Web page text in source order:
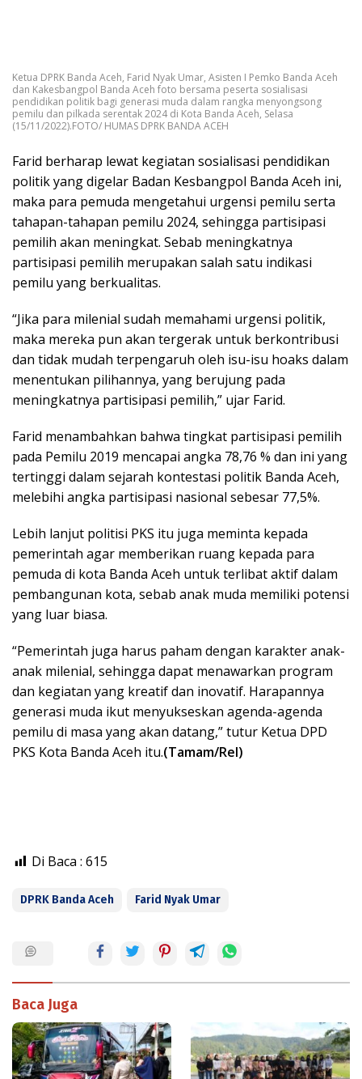
Ketua DPRK Banda Aceh, Farid Nyak Umar, Asisten I Pemko Banda Aceh
dan Kakesbangpol Banda Aceh foto bersama peserta sosialisasi
pendidikan politik bagi generasi muda dalam rangka menyongsong
pemilu dan pilkada serentak 2024 di Kota Banda Aceh, Selasa
(15/11/2022).FOTO/ HUMAS DPRK BANDA ACEH
Farid berharap lewat kegiatan sosialisasi pendidikan
politik yang digelar Badan Kesbangpol Banda Aceh ini,
maka para pemuda mengetahui urgensi pemilu serta
tahapan-tahapan pemilu 2024, sehingga partisipasi
pemilih akan meningkat. Sebab meningkatnya
partisipasi pemilih merupakan salah satu indikasi
pemilu yang berkualitas.
“Jika para milenial sudah memahami urgensi politik,
maka mereka pun akan tergerak untuk berkontribusi
dan tidak mudah terpengaruh oleh isu-isu hoaks dalam
menentukan pilihannya, yang berujung pada
meningkatnya partisipasi pemilih,” ujar Farid.
Farid menambahkan bahwa tingkat partisipasi pemilih
pada Pemilu 2019 mencapai angka 78,76 % dan ini yang
tertinggi dalam sejarah kontestasi politik Banda Aceh,
melebihi angka partisipasi nasional sebesar 77,5%.
Lebih lanjut politisi PKS itu juga meminta kepada
pemerintah agar memberikan ruang kepada para
pemuda di kota Banda Aceh untuk terlibat aktif dalam
pembangunan kota, sebab anak muda memiliki potensi
yang luar biasa.
“Pemerintah juga harus paham dengan karakter anak-
anak milenial, sehingga dapat menawarkan program
dan kegiatan yang kreatif dan inovatif. Harapannya
generasi muda ikut menyukseskan agenda-agenda
pemilu di masa yang akan datang,” tutur Ketua DPD
PKS Kota Banda Aceh itu.(Tamam/Rel)
Di Baca : 615
DPRK Banda Aceh Farid Nyak Umar
Baca Juga